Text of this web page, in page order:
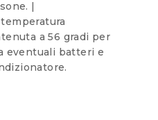
|
a 56 gradi per
eventuali batteri e